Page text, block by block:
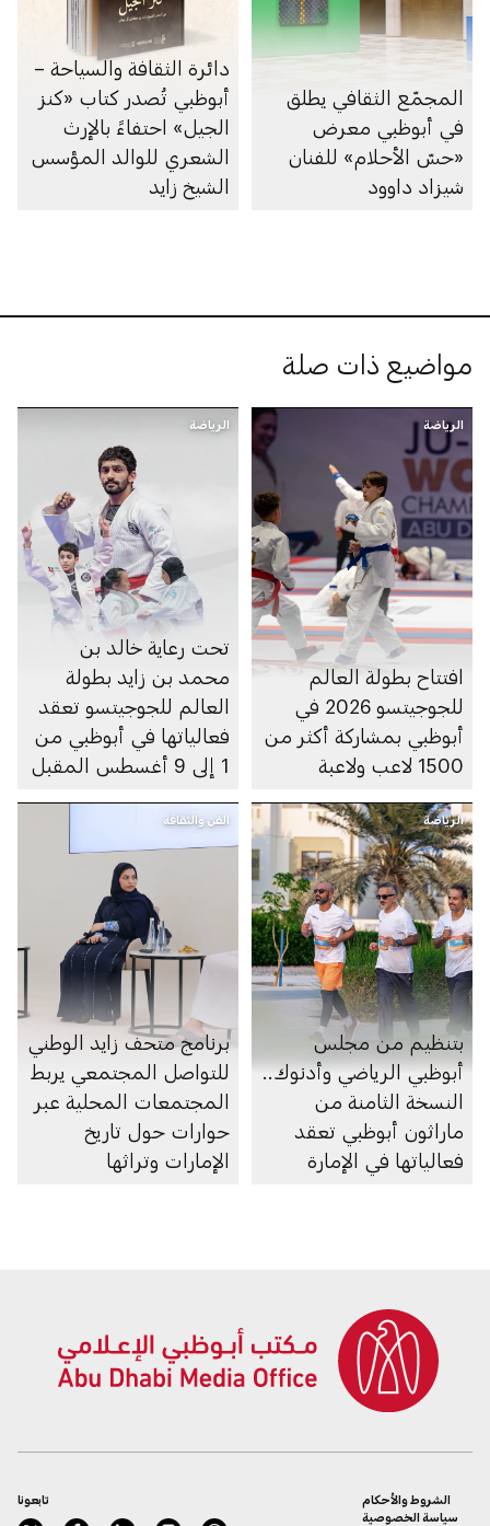
المجمّع الثقافي يطلق
في أبوظبي معرض
«حسّ الأحلام» للفنان
شيزاد داوود
دائرة الثقافة والسياحة –
أبوظبي تُصدر كتاب «كنز
الجيل» احتفاءً بالإرث
الشعري للوالد المؤسس
الشيخ زايد
مواضيع ذات صلة
الرياضة
افتتاح بطولة العالم
للجوجيتسو 2026 في
أبوظبي بمشاركة أكثر من
1500 لاعب ولاعبة
الرياضة
تحت رعاية خالد بن
محمد بن زايد بطولة
العالم للجوجيتسو تعقد
فعالياتها في أبوظبي من
1 إلى 9 أغسطس المقبل
الرياضة
بتنظيم من مجلس
أبوظبي الرياضي وأدنوك..
النسخة الثامنة من
ماراثون أبوظبي تعقد
فعالياتها في الإمارة
الفن والثقافة
برنامج متحف زايد الوطني
للتواصل المجتمعي يربط
المجتمعات المحلية عبر
حوارات حول تاريخ
الإمارات وتراثها
تابعونا
الشروط والأحكام
سياسة الخصوصية